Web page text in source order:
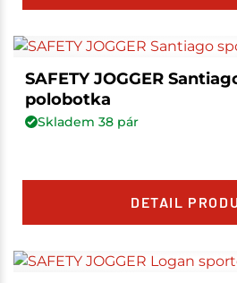
SAFETY JOGGER
polobotka
Skladem 38pár
DETAIL